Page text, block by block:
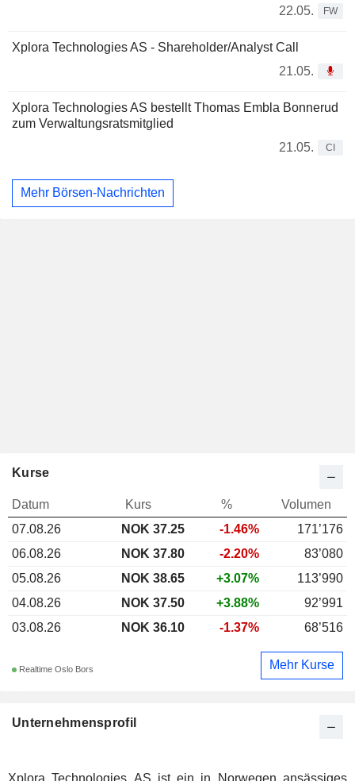
22.05.
FW
Xplora Technologies AS - Shareholder/Analyst Call
21.05.
Xplora Technologies AS bestellt Thomas Embla Bonnerud
zum Verwaltungsratsmitglied
21.05.
CI
Mehr Börsen-Nachrichten
Unternehmensprofil
Xplora Technologies AS ist ein in Norwegen ansässiges
Kurse
Datum Kurs %
Volumen
07.08.26
NOK 37.25 -1.46%
171’176
06.08.26
NOK 37.80 -2.20%
83’080
05.08.26
NOK 38.65 +3.07%
113’990
04.08.26
NOK 37.50 +3.88%
92’991
03.08.26
NOK 36.10 -1.37% 68’516
Realtime Oslo Bors Mehr Kurse